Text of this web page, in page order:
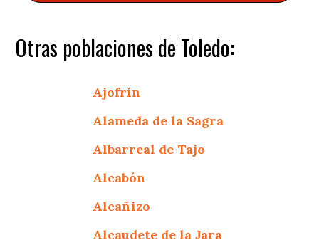
Otras poblaciones de Toledo:
Ajofrín
Alameda de la Sagra
Albarreal de Tajo
Alcabón
Alcañizo
Alcaudete de la Jara